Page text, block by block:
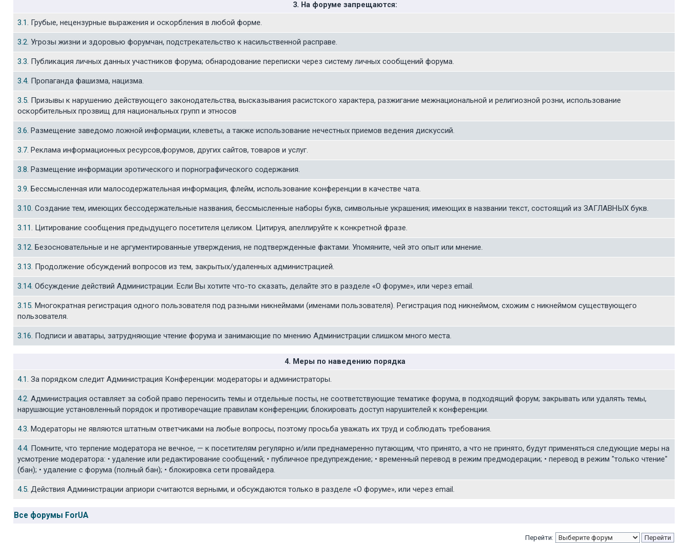
3. На форуме запрещаются:
3.1. Грубые, нецензурные выражения и оскорбления в любой форме.
3.2. Угрозы жизни и здоровью форумчан, подстрекательство к насильственной расправе.
3.3. Публикация личных данных участников форума; обнародование переписки через систему личных сообщений форума.
3.4. Пропаганда фашизма, нацизма.
3.5. Призывы к нарушению действующего законодательства, высказывания расистского характера, разжигание межнациональной и религиозной розни, использование
оскорбительных прозвищ для национальных групп и этносов
3.6. Размещение заведомо ложной информации, клеветы, а также использование нечестных приемов ведения дискуссий.
3.7. Реклама информационных ресурсов,форумов, других сайтов, товаров и услуг.
3.8. Размещение информации эротического и порнографического содержания.
3.9. Бессмысленная или малосодержательная информация, флейм, использование конференции в качестве чата.
3.10. Создание тем, имеющих беcсодержательные названия, бессмысленные наборы букв, символьные украшения; имеющих в названии текст, состоящий из ЗАГЛАВНЫХ букв.
3.11. Цитирование сообщения предыдущего посетителя целиком. Цитируя, апеллируйте к конкретной фразе.
3.12. Безосновательные и не аргументированные утверждения, не подтвержденные фактами. Упомяните, чей это опыт или мнение.
3.13. Продолжение обсуждений вопросов из тем, закрытых/удаленных администрацией.
3.14. Обсуждение действий Администрации. Если Вы хотите что-то сказать, делайте это в разделе «О форуме», или через email.
3.15. Многократная регистрация одного пользователя под разными никнеймами (именами пользователя). Регистрация под никнеймом, схожим с никнеймом существующего
пользователя.
3.16. Подписи и аватары, затрудняющие чтение форума и занимающие по мнению Администрации слишком много места.
4. Меры по наведению порядка
4.1. За порядком следит Администрация Конференции: модераторы и администраторы.
4.2. Администрация оставляет за собой право переносить темы и отдельные посты, не соответствующие тематике форума, в подходящий форум; закрывать или удалять темы,
нарушающие установленный порядок и противоречащие правилам конференции; блокировать доступ нарушителей к конференции.
4.3. Модераторы не являются штатным ответчиками на любые вопросы, поэтому просьба уважать их труд и соблюдать требования.
4.4. Помните, что терпение модератора не вечное, — к посетителям регулярно и/или преднамеренно путающим, что принято, а что не принято, будут применяться следующие меры на
усмотрение модератора: • удаление или редактирование сообщений; • публичное предупреждение; • временный перевод в режим предмодерации; • перевод в режим "только чтение"
(бан); • удаление с форума (полный бан); • блокировка сети провайдера.
4.5. Действия Администрации априори считаются верными, и обсуждаются только в разделе «О форуме», или через email.
Все форумы ForUA
Перейти: